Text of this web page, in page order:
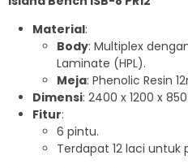
Material:
Body: Multiplex
Laminate (HPL).
Meja: Phenolic Resin
Dimensi: 2400 x 1200 x
Fitur:
6 pintu.
Terdapat 12 laci untuk